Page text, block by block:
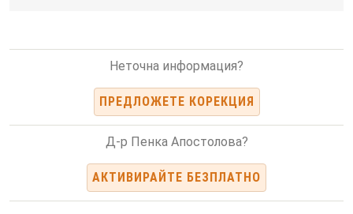
Неточна информация?
ПРЕДЛОЖЕТЕ КОРЕКЦИЯ
Д-р Пенка Апостолова?
АКТИВИРАЙТЕ БЕЗПЛАТНО